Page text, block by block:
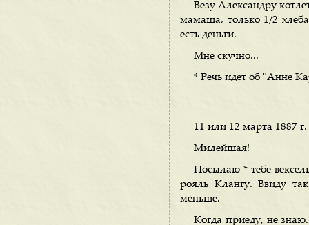
Везу Александру
мамаша, только 1/2
есть деньги.
Мне скучно...
* Речь идет об "Анне
11 или 12 марта 1887
Милейшая!
Посылаю * тебе
рояль Клангу. Ввиду
меньше.
Когда приеду, не